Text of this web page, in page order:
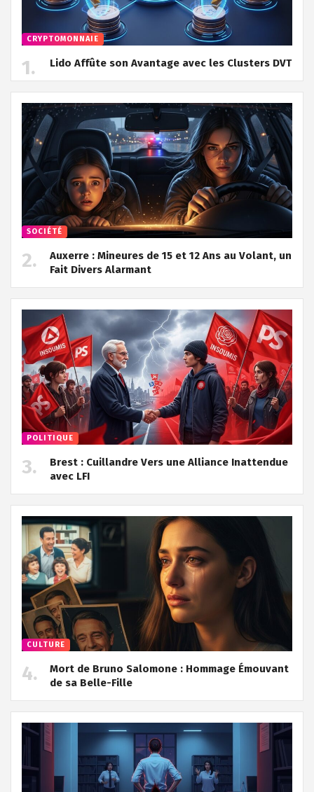
CRYPTOMONNAIE
Lido Affûte son Avantage avec les Clusters DVT
SOCIÉTÉ
Auxerre : Mineures de 15 et 12 Ans au Volant, un
Fait Divers Alarmant
POLITIQUE
Brest : Cuillandre Vers une Alliance Inattendue
avec LFI
CULTURE
Mort de Bruno Salomone : Hommage Émouvant
de sa Belle-Fille